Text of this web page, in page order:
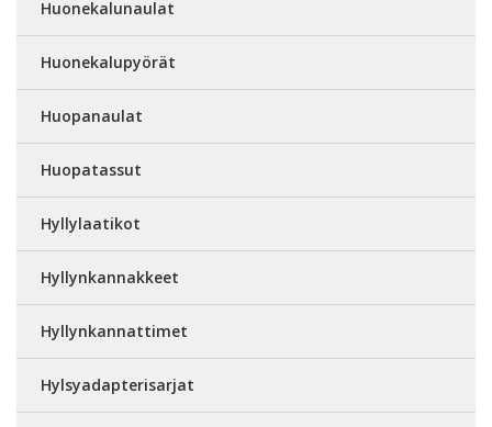
Huonekalunaulat
Huonekalupyörät
Huopanaulat
Huopatassut
Hyllylaatikot
Hyllynkannakkeet
Hyllynkannattimet
Hylsyadapterisarjat